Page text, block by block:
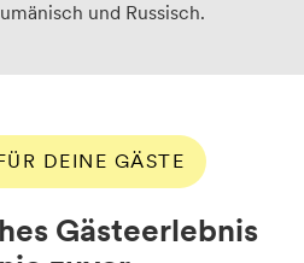
und Russisch.
DEINE GÄSTE
Gästeerlebnis